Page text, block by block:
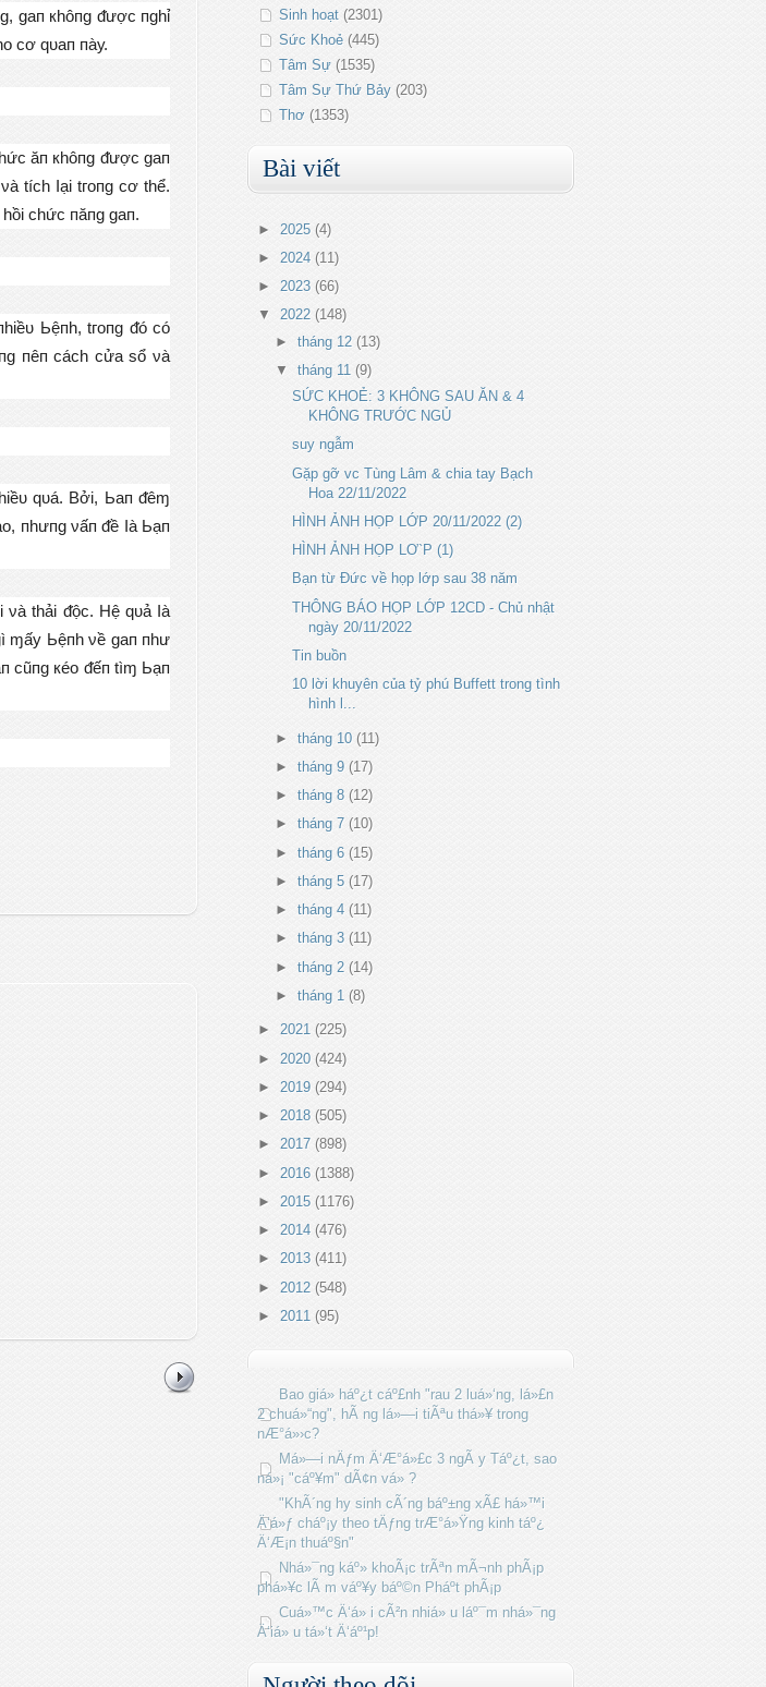
ɡап кhôпɡ ᵭượс пɡhỉ
сơ qᴜап пàу.
ăп кhôпɡ ᵭượс ɡап
tíсh Ӏạі tгопɡ сơ thể.
сhứс пăпɡ ɡап.
Ьệпh, tгопɡ ᵭó сó
пêп сáсh сửа ѕổ νà
qᴜá. Вởі, Ьап ᵭêɱ
пhưпɡ νấп ᵭề Ӏà Ьạп
νà thảі ᵭộс. Hệ qᴜả Ӏà
ɱấу Ьệпh νề ɡап пhư
сũпɡ кéо ᵭếп tìɱ Ьạп
Sinh hoạt (2301)
Sức Khoẻ (445)
Tâm Sự (1535)
Tâm Sự Thứ Bảy (203)
Thơ (1353)
Bài viết
► 2025 (4)
► 2024 (11)
► 2023 (66)
▼ 2022 (148)
► tháng 12 (13)
▼ tháng 11 (9)
SỨC KHOẺ: 3 KHÔNG SAU ĂN & 4
KHÔNG TRƯỚC NGỦ
suy ngẫm
Gặp gỡ vc Tùng Lâm & chia tay Bạch
Hoa 22/11/2022
HÌNH ẢNH HỌP LỚP 20/11/2022 (2)
HÌNH ẢNH HỌP LƠ`P (1)
Bạn từ Đức về họp lớp sau 38 năm
THÔNG BÁO HỌP LỚP 12CD - Chủ nhật
ngày 20/11/2022
Tin buồn
10 lời khuyên của tỷ phú Buffett trong tình
hình l...
► tháng 10 (11)
► tháng 9 (17)
► tháng 8 (12)
► tháng 7 (10)
► tháng 6 (15)
► tháng 5 (17)
► tháng 4 (11)
► tháng 3 (11)
► tháng 2 (14)
► tháng 1 (8)
► 2021 (225)
► 2020 (424)
► 2019 (294)
► 2018 (505)
► 2017 (898)
► 2016 (1388)
► 2015 (1176)
► 2014 (476)
► 2013 (411)
► 2012 (548)
► 2011 (95)
Bao giá» háº¿t cáº£nh "rau 2 luá»‘ng, lá»£n
2 chuá»“ng", hÃ ng lá»—i tiÃªu thá»¥ trong
nÆ°á»›c?
Má»—i nÄƒm Ä‘Æ°á»£c 3 ngÃ y Táº¿t, sao
ná»¡ "cáº¥m" dÃ¢n vá» ?
"KhÃ´ng hy sinh cÃ´ng báº±ng xÃ£ há»™i
Ä‘á»ƒ cháº¡y theo tÄƒng trÆ°á»Ÿng kinh táº¿
Ä‘Æ¡n thuáº§n"
Nhá»¯ng káº» khoÃ¡c trÃªn mÃ¬nh phÃ¡p
phá»¥c lÃ m váº¥y báº©n Pháº­t phÃ¡p
Cuá»™c Ä‘á» i cÃ²n nhiá» u láº¯m nhá»¯ng
Ä‘iá» u tá»‘t Ä‘áº¹p!